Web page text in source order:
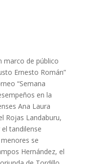
marco de público
Ernesto Román”
“Semana
en la
Ana Laura
Rojas Landaburu,
tandilense
se
Hernández, el